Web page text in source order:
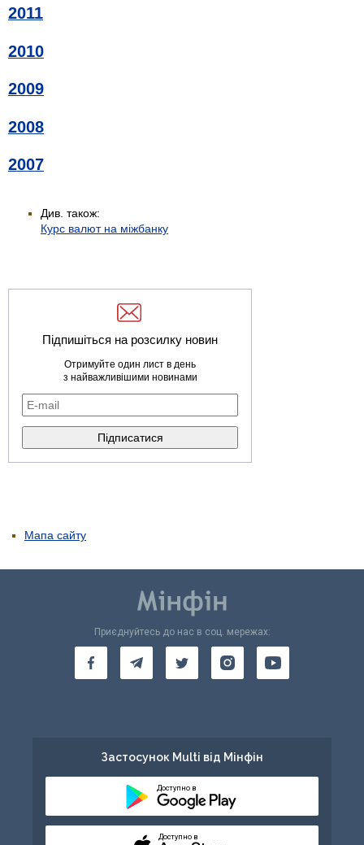
2011
2010
2009
2008
2007
Див. також:
Курс валют на міжбанку
Підпишіться на розсилку новин
Отримуйте один лист в день
з найважливішими новинами
Мапа сайту
Приєднуйтесь до нас в соц. мережах:
Застосунок Multi від Мінфін
Доступно в
Доступно в